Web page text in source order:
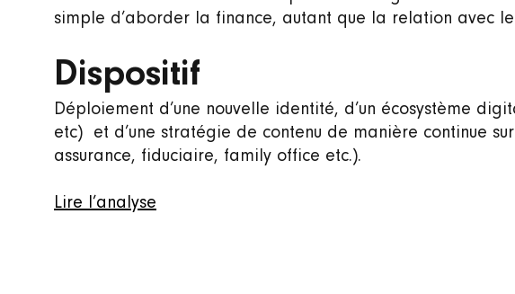
simple d’aborder la finance, autant que la relation avec
Dispositif
Déploiement d’une nouvelle identité, d’un écosystème
etc) et d’une stratégie de contenu de manière continue
assurance, fiduciaire, family office etc.).
Lire l’analyse